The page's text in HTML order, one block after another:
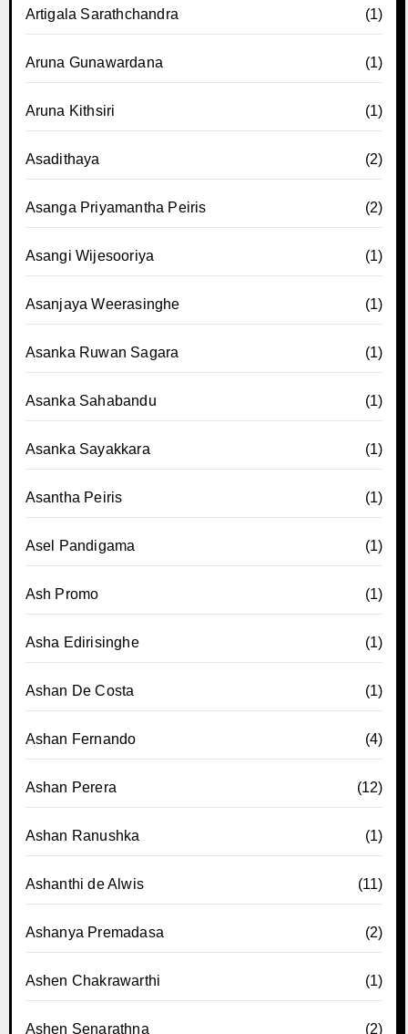
Artigala Sarathchandra (1)
Aruna Gunawardana (1)
Aruna Kithsiri (1)
Asadithaya (2)
Asanga Priyamantha Peiris (2)
Asangi Wijesooriya (1)
Asanjaya Weerasinghe (1)
Asanka Ruwan Sagara (1)
Asanka Sahabandu (1)
Asanka Sayakkara (1)
Asantha Peiris (1)
Asel Pandigama (1)
Ash Promo (1)
Asha Edirisinghe (1)
Ashan De Costa (1)
Ashan Fernando (4)
Ashan Perera (12)
Ashan Ranushka (1)
Ashanthi de Alwis (11)
Ashanya Premadasa (2)
Ashen Chakrawarthi (1)
Ashen Senarathna (2)